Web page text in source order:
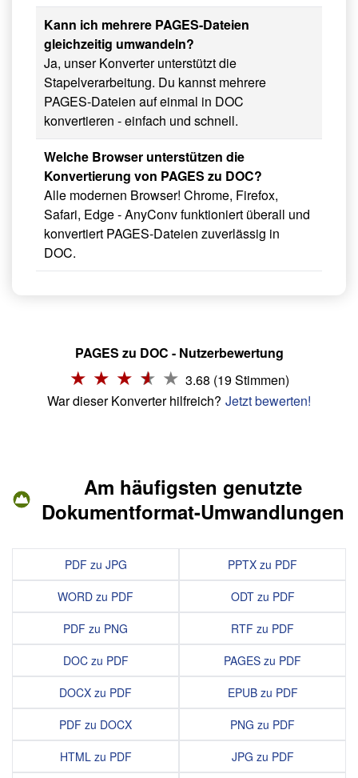
Kann ich mehrere PAGES-Dateien
gleichzeitig umwandeln?
Ja, unser Konverter unterstützt die
Stapelverarbeitung. Du kannst mehrere
PAGES-Dateien auf einmal in DOC
konvertieren - einfach und schnell.
Welche Browser unterstützen die
Konvertierung von PAGES zu DOC?
Alle modernen Browser! Chrome, Firefox,
Safari, Edge - AnyConv funktioniert überall und
konvertiert PAGES-Dateien zuverlässig in
DOC.
PAGES zu DOC - Nutzerbewertung
3.68 (19 Stimmen)
War dieser Konverter hilfreich? Jetzt bewerten!
Am häufigsten genutzte
Dokumentformat-Umwandlungen
PDF zu JPG
WORD zu PDF
PDF zu PNG
DOC zu PDF
DOCX zu PDF
PDF zu DOCX
HTML zu PDF
PPTX zu PDF
ODT zu PDF
RTF zu PDF
PAGES zu PDF
EPUB zu PDF
PNG zu PDF
JPG zu PDF